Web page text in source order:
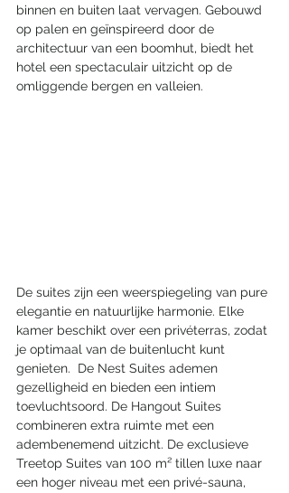
binnen en buiten laat vervagen. Gebouwd
op palen en geïnspireerd door de
architectuur van een boomhut, biedt het
hotel een spectaculair uitzicht op de
omliggende bergen en valleien.
De suites zijn een weerspiegeling van pure
elegantie en natuurlijke harmonie. Elke
kamer beschikt over een privéterras, zodat
je optimaal van de buitenlucht kunt
genieten.  De Nest Suites ademen
gezelligheid en bieden een intiem
toevluchtsoord. De Hangout Suites
combineren extra ruimte met een
adembenemend uitzicht. De exclusieve
Treetop Suites van 100 m² tillen luxe naar
een hoger niveau met een privé-sauna,